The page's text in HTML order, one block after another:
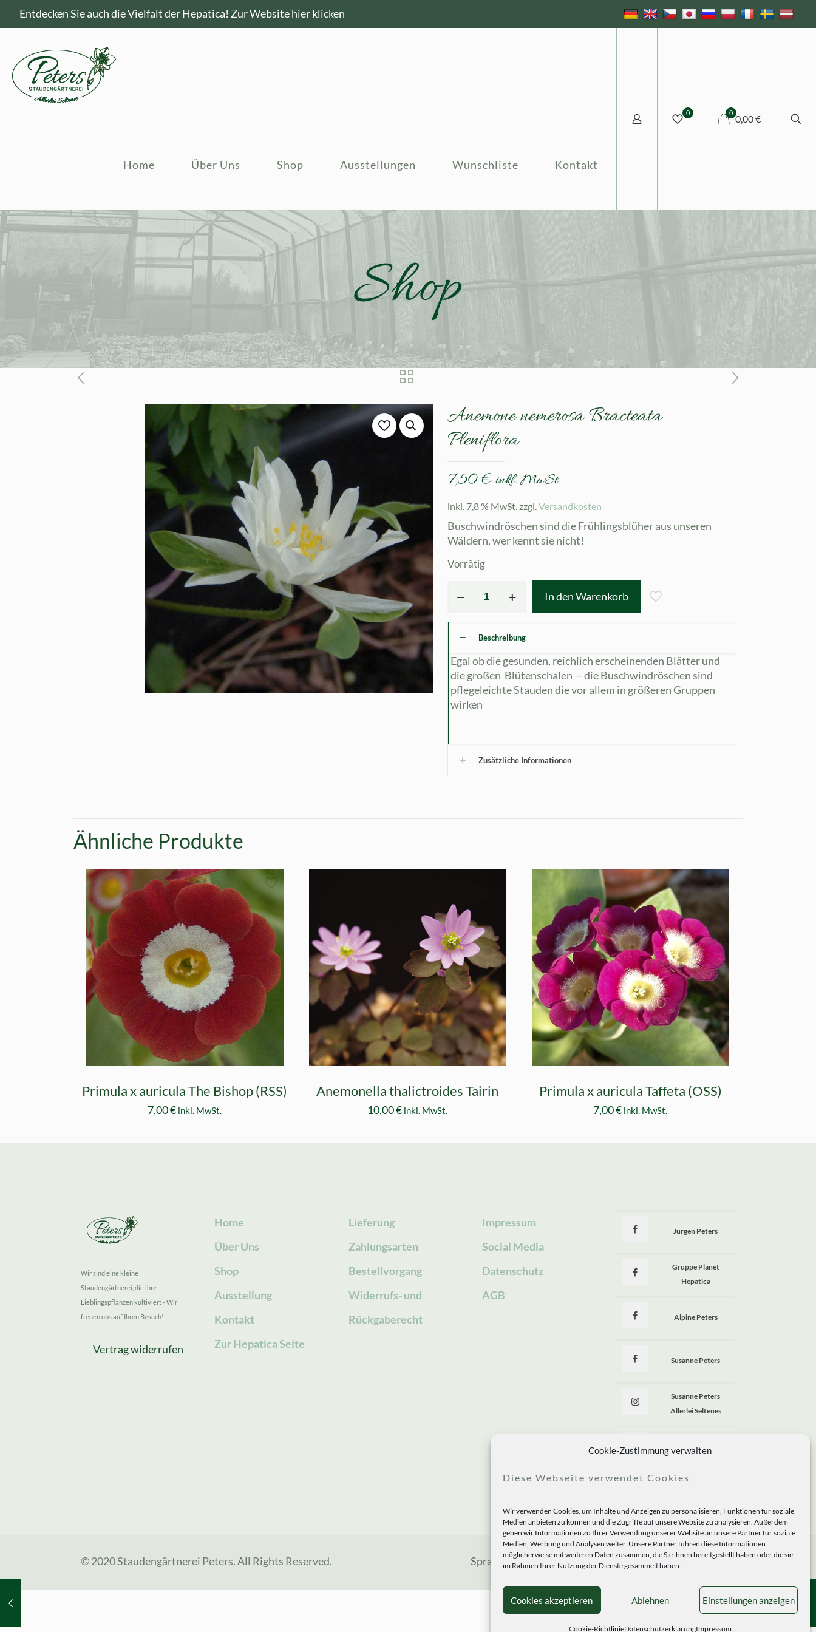
Cookie-Zustimmung verwalten
Diese Webseite verwendet Cookies
Wir verwenden Cookies, um Inhalte und Anzeigen zu personalisieren, Funktionen für soziale
Medien anbieten zu können und die Zugriffe auf unsere Website zu analysieren. Außerdem
geben wir Informationen zu Ihrer Verwendung unserer Website an unsere Partner für soziale
Medien, Werbung und Analysen weiter. Unsere Partner führen diese Informationen
möglicherweise mit weiteren Daten zusammen, die Sie ihnen bereitgestellt haben oder die sie
im Rahmen Ihrer Nutzung der Dienste gesammelt haben.
Cookies akzeptieren Ablehnen Einstellungen anzeigen
Cookie-RichtlinieDatenschutzerklärungImpressum
Entdecken Sie auch die Vielfalt der Hepatica! Zur Website hier klicken
Home Über Uns Shop Ausstellungen Wunschliste Kontakt
0 0
0,00 €
Shop
Anemone nemerosa Bracteata
Pleniflora
7,50€ inkl. MwSt.
inkl. 7,8 % MwSt.zzgl.Versandkosten
Buschwindröschen sind die Frühlingsblüher aus unseren
Wäldern, wer kennt sie nicht!
Vorrätig
nemerosa
Pleniflora
In den Warenkorb
Beschreibung
Egal ob die gesunden, reichlich erscheinenden Blätter und
die großen Blütenschalen – die Buschwindröschen sind
pflegeleichte Stauden die vor allem in größeren Gruppen
wirken
Zusätzliche Informationen
Ähnliche Produkte
Primula x auricula The Bishop (RSS)
7,00€ inkl. MwSt.
Anemonella thalictroides Tairin
10,00€ inkl. MwSt.
Primula x auricula Taffeta (OSS)
7,00€ inkl. MwSt.
Wir sind eine kleine
Staudengärtnerei, die ihre
Lieblingspflanzen kultiviert - Wir
freuen uns auf Ihren Besuch!
Vertrag widerrufen
Home
Über Uns
Shop
Ausstellung
Kontakt
Zur Hepatica Seite
Lieferung
Zahlungsarten
Bestellvorgang
Widerrufs- und
Rückgaberecht
Impressum
Social Media
Datenschutz
AGB
Jürgen Peters
Gruppe Planet
Hepatica
Alpine Peters
Susanne Peters
Susanne Peters
Allerlei Seltenes
Allerlei Seltenes
© 2020 Staudengärtnerei Peters. All Rights Reserved. Sprachen